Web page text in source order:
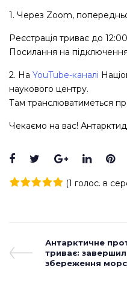
1. Через Zoom,
Реєстрація триває до
Посилання на
2. На YouTube-каналі
наукового центру.
Там транслюватиметься
Чекаємо на вас!
Facebook
TwitterGoogle+
(1 голос. в
Навігація
записів
Previous
Post
Антарктичне
триває:
збереження